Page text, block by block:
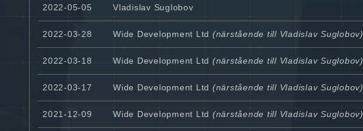
2022-05-05 Vladislav Suglobov
2022-03-28 Wide Development Ltd (närstående till Vladislav Suglobov)
2022-03-18 Wide Development Ltd (närstående till Vladislav Suglobov)
2022-03-17 Wide Development Ltd (närstående till Vladislav Suglobov)
2021-12-09 Wide Development Ltd (närstående till Vladislav Suglobov)